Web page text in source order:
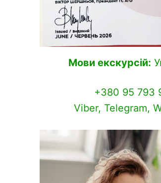
Мови екскурсій:
+380 95 793
Viber, Telegram,